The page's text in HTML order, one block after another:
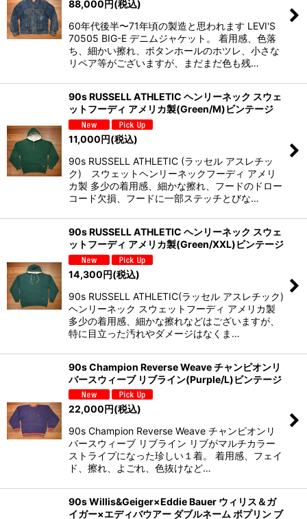
88,000 円(税込)
60年代後半〜71年頃の製造と思われます LEVI'S
70505 BIG-E デニムジャケット。 着用感、色落
ち、細かい擦れ、ボタンホールのホツレ、小さな
リペア等がございますが、まだまだ色も残…
90s RUSSELL ATHLETIC ヘンリーネック スウェ
ットフーディ アメリカ製(Green/M)ビンテージ
11,000円(税込)
90s RUSSELL ATHLETIC (ラッセル アスレチッ
ク) スウェットヘンリーネックフーディ アメリ
カ製 多少の着用感、細かな擦れ、フードのドロー
コード欠損、フードに一部ステッチとびな…
90s RUSSELL ATHLETIC ヘンリーネック スウェ
ットフーディ アメリカ製(Green/XXL)ビンテージ
14,300円(税込)
90s RUSSELL ATHLETIC(ラッセル アスレチック)
ヘンリーネック スウェットフーディ アメリカ製
多少の着用感、細かな擦れなどはございますが、
特に目立った汚れやダメージはなくま…
90s Champion Reverse Weave チャンピオンリ
バースウィーブ リブライン(Purple/L)ビンテージ
22,000円(税込)
90s Champion Reverse Weave チャンピオンリ
バースウィーブ リブライン リブがマルチカラー
ストライプになった珍しい１着。 着用感、フェイ
ド、擦れ、よごれ、色抜けなど…
90s Willis&Geiger×Eddie Bauer ウィリス＆ガ
イガー×エディバウアー ダブルネーム ポプリン ブ